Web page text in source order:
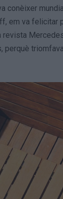
conèixer
em va
perquè